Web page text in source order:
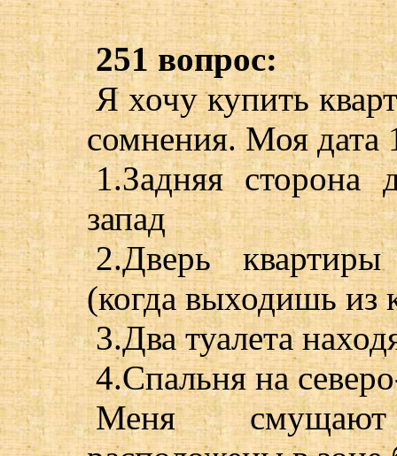
251 вопрос:
Я хочу купить
сомнения. Моя дата
1.Задняя сторона
запад
2.Дверь
(когда выходишь из
3.Два туалета
4.Спальня на
Меня